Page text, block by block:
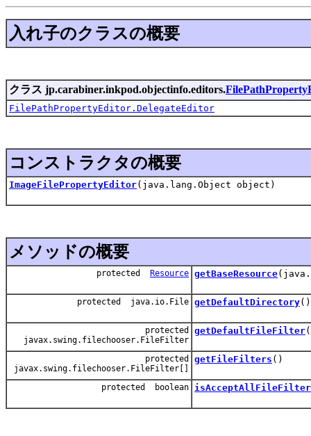
入れ子のクラスの概要
クラス jp.carabiner.inkpod.objectinfo.editors.
FilePathPropertyEditor.DelegateEditor
コンストラクタの概要
ImageFilePropertyEditor(java.lang.Object object)
メソッドの概要
protected Resource getBaseResource
protected java.io.File getDefaultDirectory()
protected
javax.swing.filechooser.FileFilter
getDefaultFileFilter
protected
javax.swing.filechooser.FileFilter[]
getFileFilters ()
protected boolean isAcceptAllFileFilter